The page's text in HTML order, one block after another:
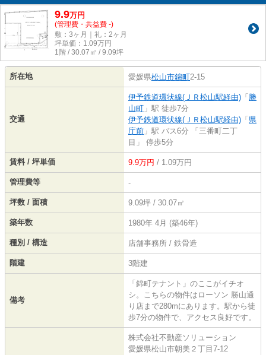
9.9万円
(管理費・共益費 -)
敷：3ヶ月｜礼：2ヶ月
坪単価： 1.09万円
1階 / 30.07㎡ / 9.09坪
所在地 愛媛県松山市錦町2-15
交通
伊予鉄道環状線(ＪＲ松山駅経由) 「 勝
山町 」駅 徒歩7分
伊予鉄道環状線(ＪＲ松山駅経由) 「 県
庁前 」駅 バス6分 「三番町二丁
目」 停歩5分
賃料 / 坪単価 9.9万円 / 1.09万円
管理費等 -
坪数 / 面積 9.09坪 / 30.07㎡
築年数 1980年 4月 (築46年)
種別 / 構造 店舗事務所 / 鉄骨造
階建 3階建
備考
「錦町テナント」のここがイチオ
シ。こちらの物件はローソン 勝山通
り店まで280mにあります。駅から徒
歩7分の物件で、アクセス良好です。
株式会社不動産ソリューション
愛媛県松山市朝美２丁目7-12